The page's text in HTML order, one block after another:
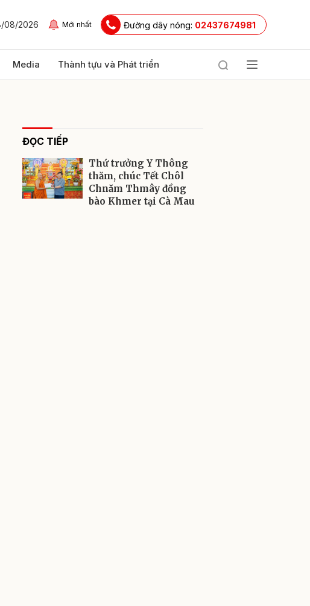
08/2026 Mới nhất Đường dây nóng: 02437674981
Media Thành tựu và Phát triển
ĐỌC TIẾP
Thứ trưởng Y Thông
thăm, chúc Tết Chôl
Chnăm Thmây đồng
bào Khmer tại Cà Mau
Gửi